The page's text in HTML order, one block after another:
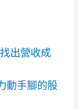
出營收成
動手腳的股